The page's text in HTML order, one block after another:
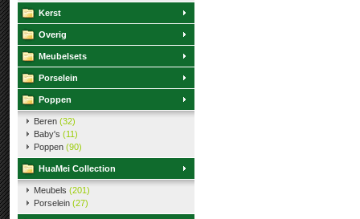
Kerst
Overig
Meubelsets
Porselein
Poppen
Beren (32)
Baby's (11)
Poppen (90)
HuaMei Collection
Meubels (201)
Porselein (27)